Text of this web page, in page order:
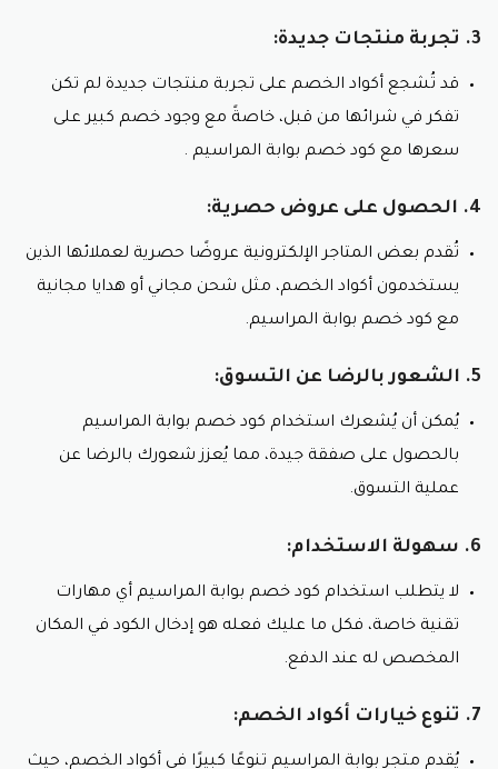
3. تجربة منتجات جديدة:
قد تُشجع أكواد الخصم على تجربة منتجات جديدة لم تكن
تفكر في شرائها من قبل، خاصةً مع وجود خصم كبير على
سعرها مع كود خصم بوابة المراسيم .
4. الحصول على عروض حصرية:
تُقدم بعض المتاجر الإلكترونية عروضًا حصرية لعملائها الذين
يستخدمون أكواد الخصم، مثل شحن مجاني أو هدايا مجانية
مع كود خصم بوابة المراسيم.
5. الشعور بالرضا عن التسوق:
يُمكن أن يُشعرك استخدام كود خصم بوابة المراسيم
بالحصول على صفقة جيدة، مما يُعزز شعورك بالرضا عن
عملية التسوق.
6. سهولة الاستخدام:
لا يتطلب استخدام كود خصم بوابة المراسيم أي مهارات
تقنية خاصة، فكل ما عليك فعله هو إدخال الكود في المكان
المخصص له عند الدفع.
7. تنوع خيارات أكواد الخصم:
يُقدم متجر بوابة المراسيم تنوعًا كبيرًا في أكواد الخصم، حيث